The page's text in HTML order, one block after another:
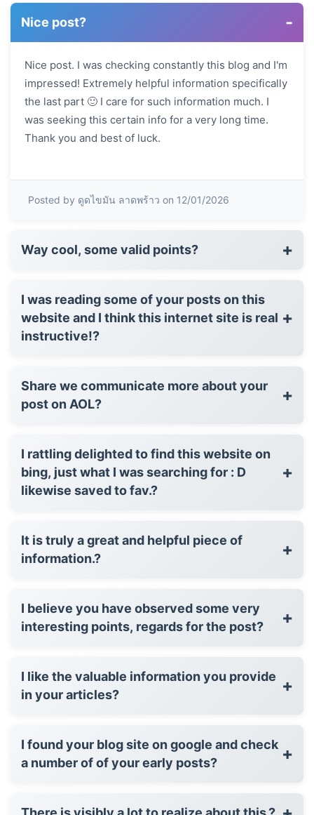
Nice post? -
Nice post. I was checking constantly this blog and I'm
impressed! Extremely helpful information specifically
the last part 🙂 I care for such information much. I
was seeking this certain info for a very long time.
Thank you and best of luck.
Posted by ดูดไขมัน ลาดพร้าว on 12/01/2026
Way cool, some valid points? +
I was reading some of your posts on this
website and I think this internet site is real
instructive!?
+
Share we communicate more about your
post on AOL?
+
I rattling delighted to find this website on
bing, just what I was searching for : D
likewise saved to fav.?
+
It is truly a great and helpful piece of
information.?
+
I believe you have observed some very
interesting points, regards for the post?
+
I like the valuable information you provide
in your articles?
+
I found your blog site on google and check
a number of of your early posts?
+